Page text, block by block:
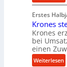
c
k
p
r
o
z
e
P
r
ä
z
i
s
e
Erstes
Krones
Krones
bei
einen
Weiterlesen: